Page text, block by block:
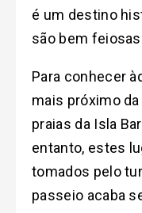
é um destino
são bem
Para conhecer
mais próximo
praias da Isla
entanto, estes
tomados pelo
passeio acaba